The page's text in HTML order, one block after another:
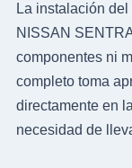
La instalación del
NISSAN
componentes ni
completo toma
directamente en
necesidad de